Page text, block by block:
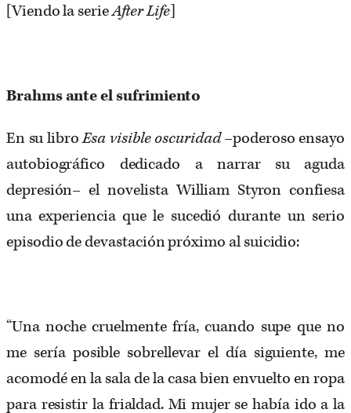
[Viendo la serieAfter Life]
Brahms ante el sufrimiento
En su libroEsa visible oscuridad–poderoso ensayo
autobiográfico dedicado a narrar su aguda
depresión­– el novelista William Styron confiesa
una experiencia que le sucedió durante un serio
episodio de devastación próximo al suicidio:
“Una noche cruelmente fría, cuando supe que no
me sería posible sobrellevar el día siguiente, me
acomodé en la sala de la casa bien envuelto en ropa
para resistir la frialdad. Mi mujer se había ido a la